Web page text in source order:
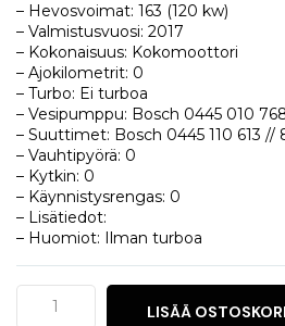
– Hevosvoimat: 163 (120 kw)
– Valmistusvuosi: 2017
– Kokonaisuus: Kokomoottori
– Ajokilometrit: 0
– Turbo: Ei turboa
– Vesipumppu: Bosch 0445 010
– Suuttimet: Bosch 0445 110 613 //
– Vauhtipyörä: 0
– Kytkin: 0
– Käynnistysrengas: 0
– Lisätiedot:
– Huomiot: Ilman turboa
BMW
LISÄÄ